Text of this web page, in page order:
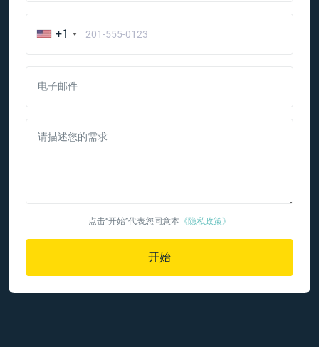
+1
电子邮件
请描述您的需求
点击“开始”代表您同意本 《隐私政策》
开始